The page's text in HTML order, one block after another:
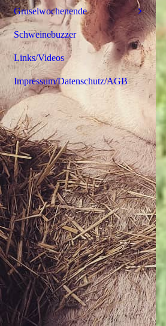
Gruselwochenende
Schweinebuzzer
Links/Videos
Impressum/Datenschutz/AGB